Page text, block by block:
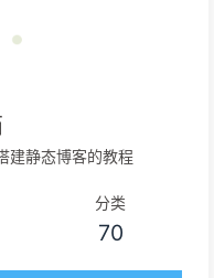
建静态博客的教程
分类
70